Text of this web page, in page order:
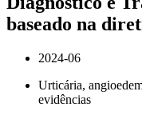
baseado na
2024-06
Urticária,
evidências